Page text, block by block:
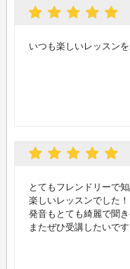
いつも楽しいレッスン
とてもフレンドリーで
楽しいレッスンでした！
発音もとても綺麗で聞き
またぜひ受講したいです